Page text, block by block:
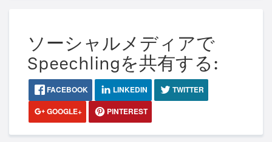
ソーシャルメディアで
Speechlingを共有する:
FACEBOOK LINKEDIN
TWITTER
GOOGLE+
PINTEREST